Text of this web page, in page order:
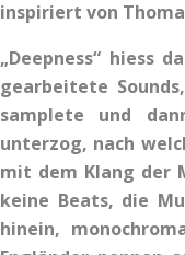
inspiriert von
„Deepness“ hiess
gearbeitete
samplete und
unterzog, nach
mit dem Klang der
keine Beats, die
hinein,